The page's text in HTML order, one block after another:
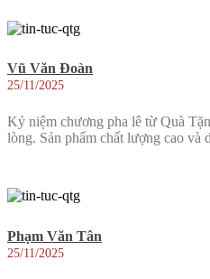
Vũ Văn Đoàn
25/11/2025
Kỷ niệm chương pha lê từ Quà
lòng. Sản phẩm chất lượng cao và
Phạm Văn Tân
25/11/2025